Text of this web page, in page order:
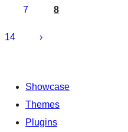
7 8
14
Showcase
Themes
Plugins